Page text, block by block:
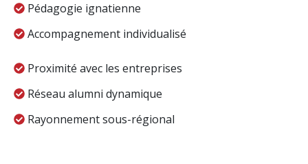
Pédagogie ignatienne
Accompagnement individualisé
Proximité avec les entreprises
Réseau alumni dynamique
Rayonnement sous-régional